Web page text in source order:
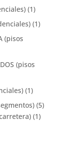
(1)
(1)
(pisos
(pisos
(1)
(5)
(1)